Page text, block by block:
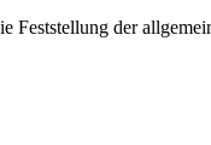
Feststellung der